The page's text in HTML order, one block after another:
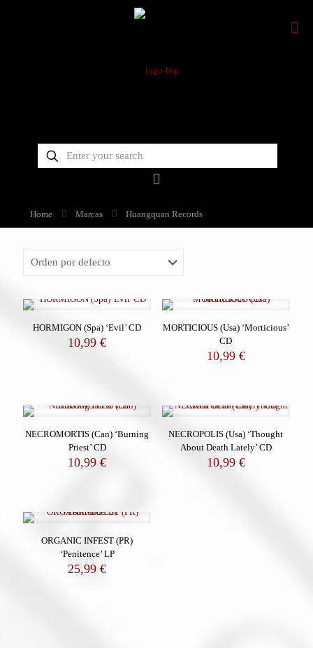
Home Marcas Huangquan Records
HORMIGON (Spa) ‘Evil’ CD
10,99€
MORTICIOUS (Usa) ‘Morticious’
CD
10,99 €
NECROMORTIS (Can) ‘Burning
Priest’ CD
10,99€
NECROPOLIS (Usa) ‘Thought
About Death Lately’ CD
10,99 €
ORGANIC INFEST (PR)
‘Penitence’ LP
25,99€